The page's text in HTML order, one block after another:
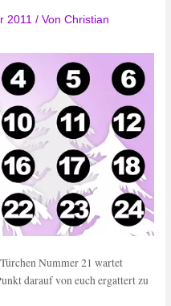
2011 / VonChristian
Nummer 21 wartet
darauf von euch ergattert zu